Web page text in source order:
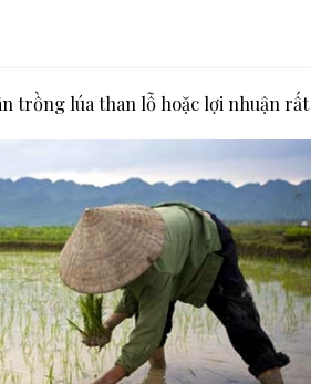
trồng lúa than lỗ hoặc lợi nhuận rất